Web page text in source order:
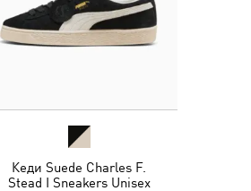
Кеди Suede Charles F.
Stead I Sneakers Unisex